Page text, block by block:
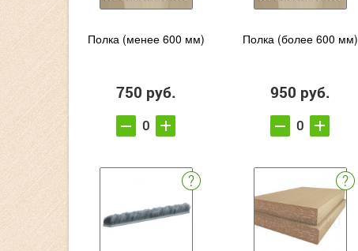
Полка (менее 600 мм)
750 руб.
Полка (более 600 мм)
950 руб.